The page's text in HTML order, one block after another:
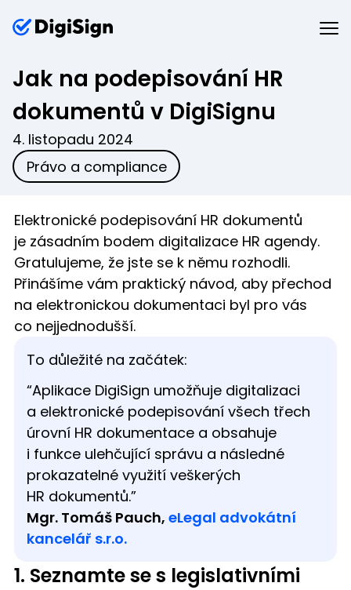
Jak na podepisování HR
dokumentů v DigiSignu
4. listopadu 2024
Právo a compliance
Elektronické podepisování HR dokumentů
je zásadním bodem digitalizace HR agendy.
Gratulujeme, že jste se k němu rozhodli.
Přinášíme vám praktický návod, aby přechod
na elektronickou dokumentaci byl pro vás
co nejjednodušší.
To důležité na začátek:
“Aplikace DigiSign umožňuje digitalizaci
a elektronické podepisování všech třech
úrovní HR dokumentace a obsahuje
i funkce ulehčující správu a následné
prokazatelné využití veškerých
HR dokumentů.”
Mgr. Tomáš Pauch, eLegal advokátní
kancelář s.r.o.
1. Seznamte se s legislativními